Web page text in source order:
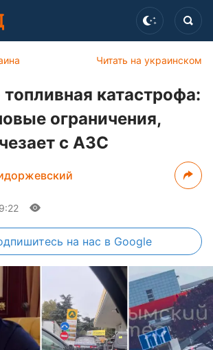
Читать на украинском
катастрофа:
ограничения,
с АЗС
на нас в Google